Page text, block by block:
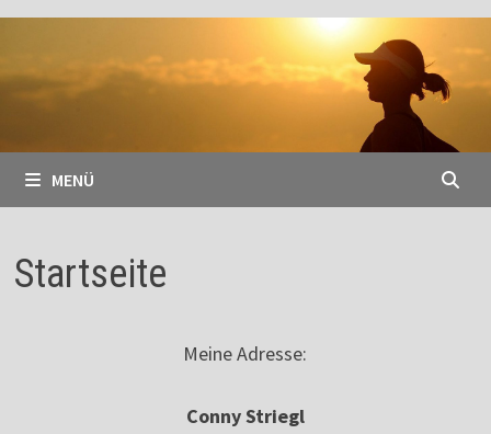
MENÜ
Startseite
Meine Adresse:
Conny Striegl